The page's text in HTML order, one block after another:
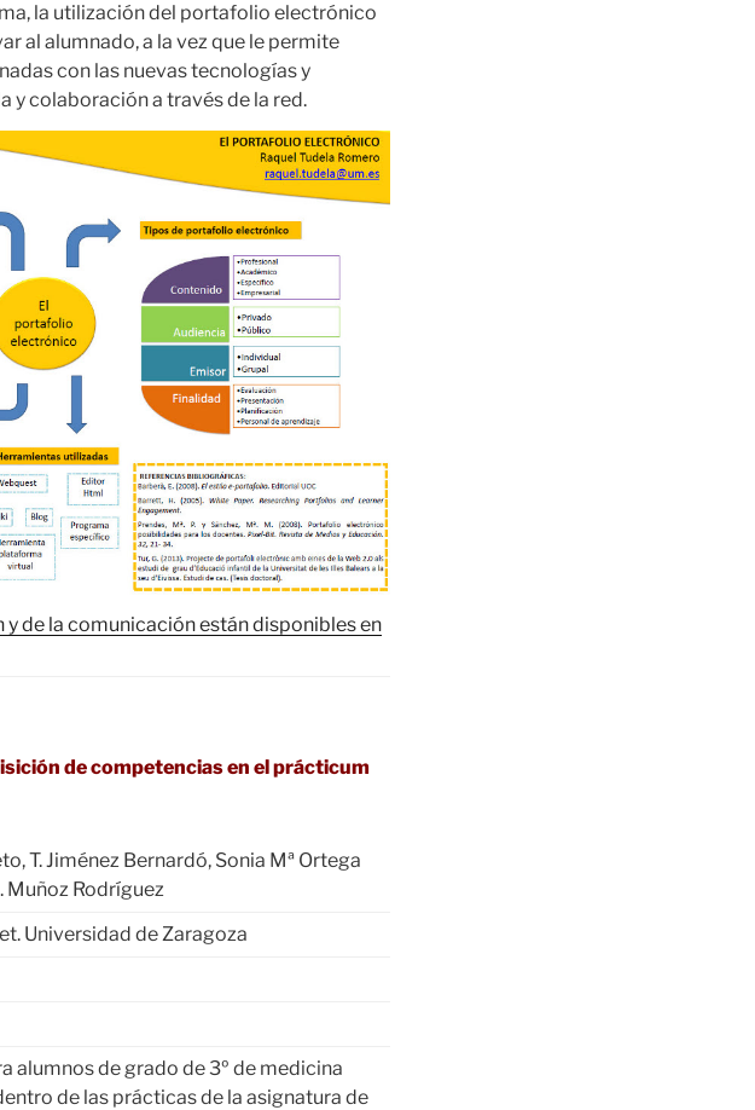
la utilización del portafolio electrónico
al alumnado, a la vez que le permite
con las nuevas tecnologías y
y colaboración a través de la red.
de la comunicación están disponibles en
de competencias en el prácticum
T. Jiménez Bernardó, Sonia Mª Ortega
Muñoz Rodríguez
Universidad de Zaragoza
alumnos de grado de 3º de medicina
de las prácticas de la asignatura de